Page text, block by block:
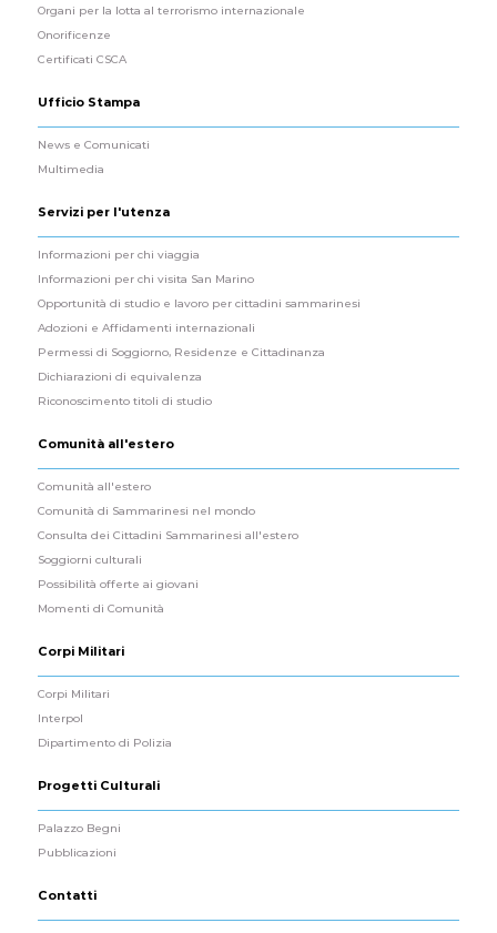
Organi per la lotta al terrorismo internazionale
Onorificenze
Certificati CSCA
Ufficio Stampa
News e Comunicati
Multimedia
Servizi per l'utenza
Informazioni per chi viaggia
Informazioni per chi visita San Marino
Opportunità di studio e lavoro per cittadini sammarinesi
Adozioni e Affidamenti internazionali
Permessi di Soggiorno, Residenze e Cittadinanza
Dichiarazioni di equivalenza
Riconoscimento titoli di studio
Comunità all'estero
Comunità all'estero
Comunità di Sammarinesi nel mondo
Consulta dei Cittadini Sammarinesi all'estero
Soggiorni culturali
Possibilità offerte ai giovani
Momenti di Comunità
Corpi Militari
Corpi Militari
Interpol
Dipartimento di Polizia
Progetti Culturali
Palazzo Begni
Pubblicazioni
Contatti